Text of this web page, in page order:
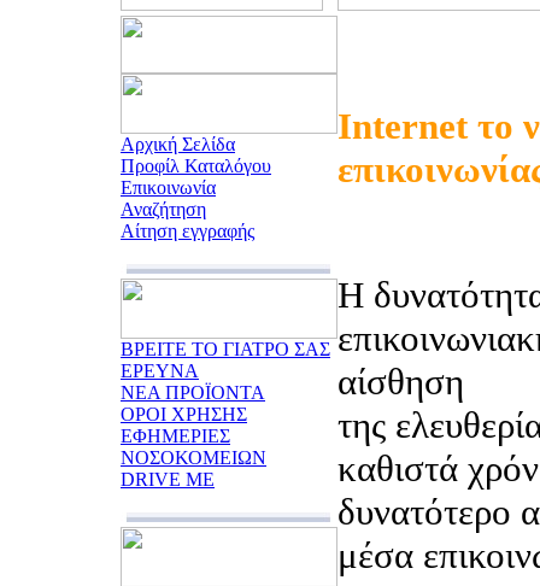
Αρχική Σελίδα
Προφίλ Καταλόγου
Επικοινωνία
Αναζήτηση
Αίτηση εγγραφής
ΒΡΕΙΤΕ ΤΟ ΓΙΑΤΡΟ ΣΑΣ
ΕΡΕΥΝΑ
ΝΕΑ ΠΡΟΪΟΝΤΑ
ΟΡΟΙ ΧΡΗΣΗΣ
ΕΦΗΜΕΡΙΕΣ
ΝΟΣΟΚΟΜΕΙΩΝ
DRIVE ME
Internet το
Η
αίσθηση
της
καθιστά
δυνατότερο
μέσα